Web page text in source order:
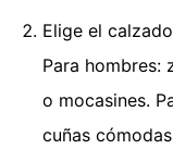
Elige el
Para hombres:
o mocasines.
cuñas